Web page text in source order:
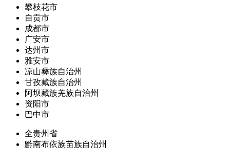
攀枝花市
自贡市
成都市
广安市
达州市
雅安市
凉山彝族自治州
甘孜藏族自治州
阿坝藏族羌族自治州
资阳市
巴中市
全贵州省
黔南布依族苗族自治州